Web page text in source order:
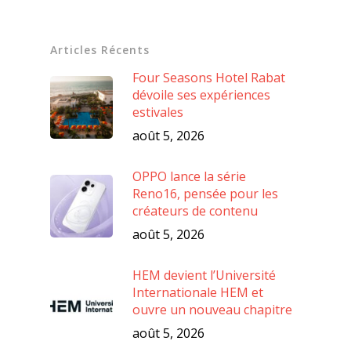
Articles Récents
Four Seasons Hotel Rabat
dévoile ses expériences
estivales
août 5, 2026
OPPO lance la série
Reno16, pensée pour les
créateurs de contenu
août 5, 2026
HEM devient l’Université
Internationale HEM et
ouvre un nouveau chapitre
août 5, 2026